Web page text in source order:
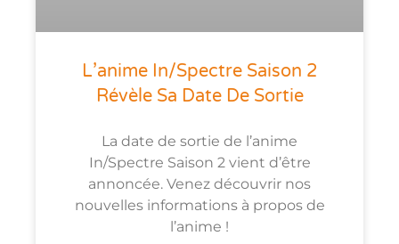
L’anime In/Spectre Saison 2
Révèle Sa Date De Sortie
La date de sortie de l’anime
In/Spectre Saison 2 vient d’être
annoncée. Venez découvrir nos
nouvelles informations à propos de
l’anime !